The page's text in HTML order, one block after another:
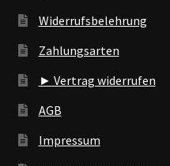
Widerrufsbelehrung
Zahlungsarten
► Vertrag widerrufen
AGB
Impressum